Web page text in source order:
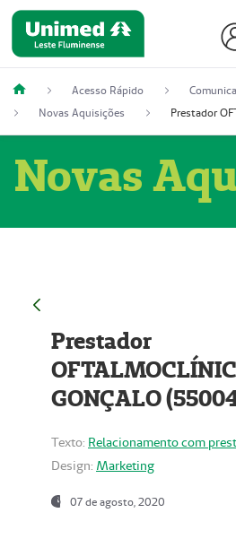
Acesso Rápido
Novas Aquisições
Novas
Prestador
GONÇALO
Texto: Relacionamento com
Design: Marketing
07 de agosto, 2020